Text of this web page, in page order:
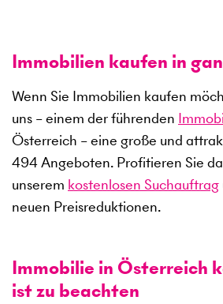
Immobilien kaufen in
Wenn Sie Immobilien kaufen
uns – einem der führenden
Österreich – eine große und
494Angeboten. Profitieren Sie
unserem kostenlosen Suchauftrag
neuen Preisreduktionen.
Immobilie in Österreich
ist zu beachten